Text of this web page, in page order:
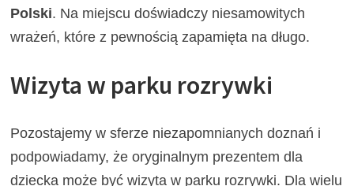
Polski. Na miejscu doświadczy niesamowitych
wrażeń, które z pewnością zapamięta na długo.
Wizyta w parku rozrywki
Pozostajemy w sferze niezapomnianych doznań i
podpowiadamy, że oryginalnym prezentem dla
dziecka może być wizyta w parku rozrywki. Dla wielu